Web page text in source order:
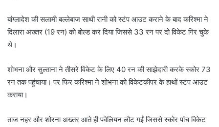
बांग्लादेश की सलामी बल्लेबाज साथी रानी को स्टंप आउट कराने के बाद करिश्मा ने
दिलारा अख्तर (19 रन) को बोल्ड कर दिया जिससे 33 रन पर दो विकेट गिर चुके
थे।
शोभना और सुल्ताना ने तीसरे विकेट के लिए 40 रन की साझेदारी करके स्कोर 73
रन तक पहुंचाया। पर फिर करिश्मा ने शोभना को विकेटकीपर के हाथों स्टंप आउट
कराया।
ताज नहर और शोरना अख्तर आते ही पवेलियन लौट गईं जिससे स्कोर पांच विकेट